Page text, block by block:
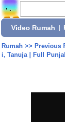
Video Rumah
Rumah>> Previous
i, Tanuja | Full